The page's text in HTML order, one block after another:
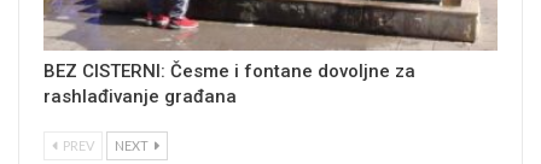
BEZ CISTERNI: Česme i fontane dovoljne za
rashlađivanje građana
PREV NEXT